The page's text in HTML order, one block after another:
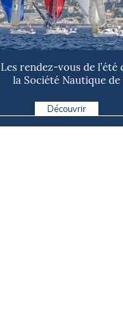
Les rendez-vous de l’été
la Société Nautique de
Découvrir